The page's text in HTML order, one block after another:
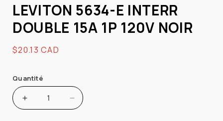
LEVITON 5634-E INTERR
DOUBLE 15A 1P 120V NOIR
Prix
$20.13 CAD
Quantité
Augmenter
Réduire